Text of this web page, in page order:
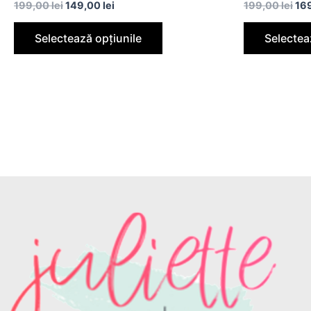
199,00lei149,00lei
Selectează opțiunile
199,00lei